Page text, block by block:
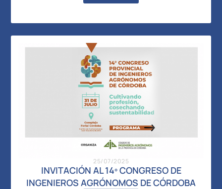
25/07/2025
INVITACIÓN AL 14º CONGRESO DE
INGENIEROS AGRÓNOMOS DE CÓRDOBA